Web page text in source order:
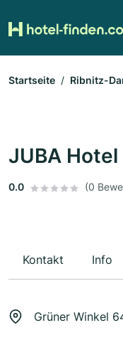
Startseite Ribnitz-
JUBA Hotel
0.0 (0
Kontakt Info
Grüner Winkel